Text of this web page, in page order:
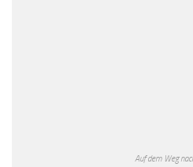
Auf dem Weg